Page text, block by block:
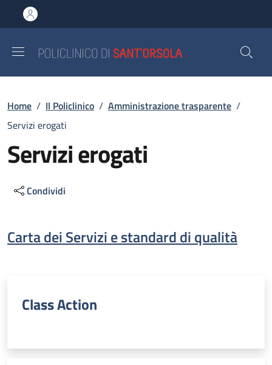
al contenuto principale
to footer content
Briciole di pane
Home / Il Policlinico / Amministrazione trasparente /
Servizi erogati
Servizi erogati
Condividi
Descrizione
Carta dei Servizi e standard di qualità
Class Action